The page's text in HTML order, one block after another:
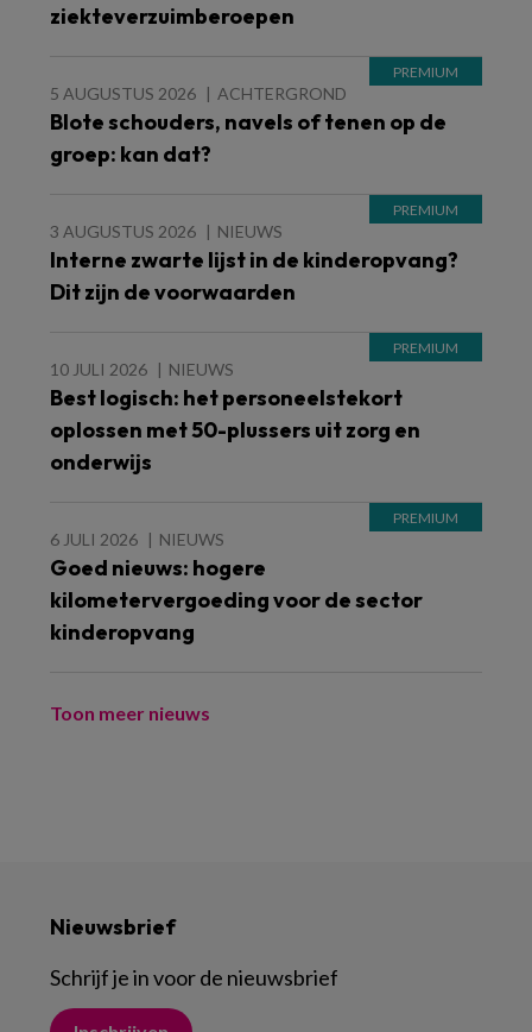
ziekteverzuimberoepen
5 AUGUSTUS 2026 ACHTERGROND
Blote schouders, navels of tenen op de
groep: kan dat?
3 AUGUSTUS 2026 NIEUWS
Interne zwarte lijst in de kinderopvang?
Dit zijn de voorwaarden
10 JULI 2026 NIEUWS
Best logisch: het personeelstekort
oplossen met 50-plussers uit zorg en
onderwijs
6 JULI 2026 NIEUWS
Goed nieuws: hogere
kilometervergoeding voor de sector
kinderopvang
Toon meer nieuws
Nieuwsbrief
Schrijf je in voor de nieuwsbrief